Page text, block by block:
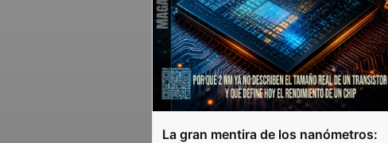
La gran mentira de los nanómetros: